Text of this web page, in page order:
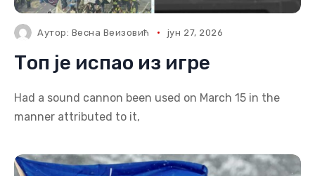
Аутор: Весна Веизовић јун 27, 2026
Топ је испао из игре
Had a sound cannon been used on March 15 in the
manner attributed to it,